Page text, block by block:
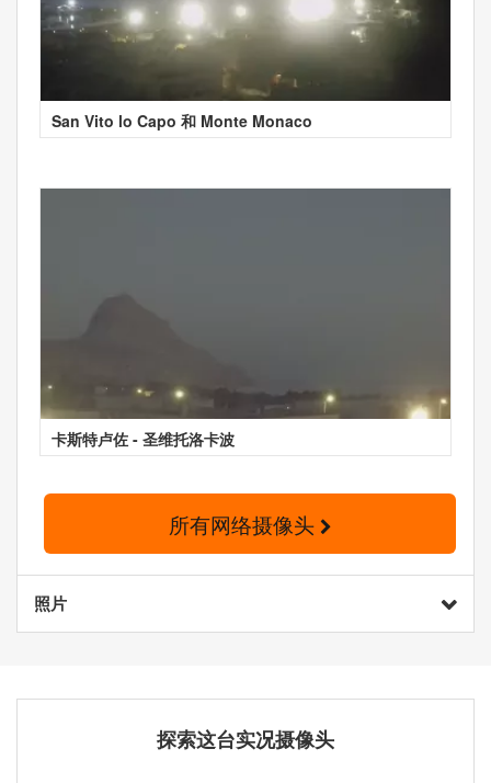
San Vito lo Capo 和 Monte Monaco
卡斯特卢佐 - 圣维托洛卡波
所有网络摄像头
照片
探索这台实况摄像头